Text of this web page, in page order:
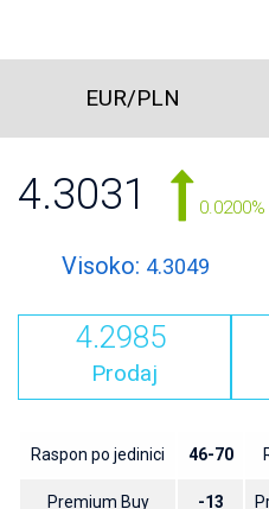
EUR/PLN
4.3031 0.0200%
Visoko: 4.3049
4.2985
Prodaj
Raspon po jedinici 46-70
Premium Buy -13